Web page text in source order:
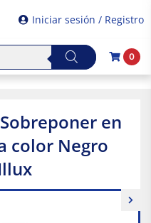
Iniciar sesión / Registro
0
en
color Negro